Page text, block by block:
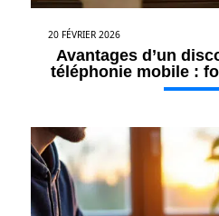
20 FÉVRIER 2026
Avantages d’un
téléphonie mobile :